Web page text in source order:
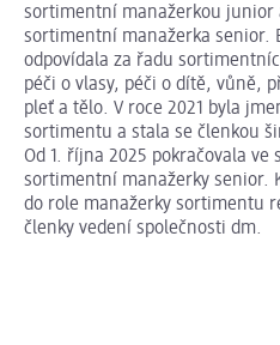
sortimentní manažerkou junior
sortimentní manažerka senior.
odpovídala za řadu
péči o vlasy, péči o dítě, vůně,
pleť a tělo. V roce 2021 byla
sortimentu a stala se členkou
Od 1. října 2025 pokračovala ve
sortimentní manažerky senior.
do role manažerky sortimentu
členky vedení společnosti dm.